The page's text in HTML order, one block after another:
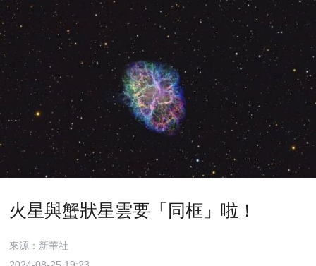
火星與蟹狀星雲要「同框」啦！
來源：新華社